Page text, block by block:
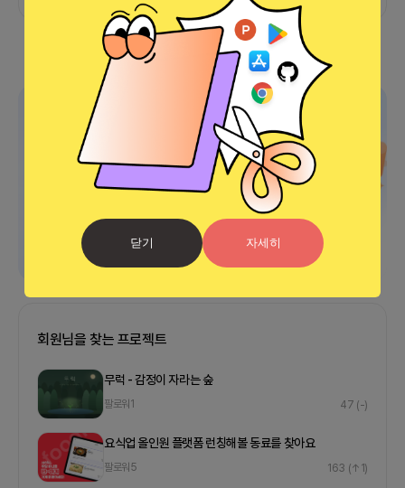
닫기 자세히
회원님을 찾는 프로젝트
무럭 - 감정이 자라는 숲
팔로워 1 47 (-)
요식업 올인원 플랫폼 런칭해볼 동료를 찾아요
팔로워 5 163 (↑1)